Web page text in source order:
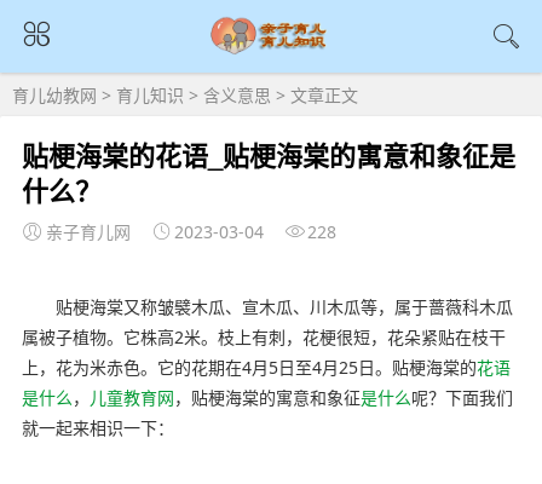
育儿幼教网 > 育儿知识 > 含义意思 > 文章正文
贴梗海棠的花语_贴梗海棠的寓意和象征是
什么？
亲子育儿网 2023-03-04 228
贴梗海棠又称皱襞木瓜、宣木瓜、川木瓜等，属于蔷薇科木瓜
属被子植物。它株高2米。枝上有刺，花梗很短，花朵紧贴在枝干
上，花为米赤色。它的花期在4月5日至4月25日。贴梗海棠的花语
是什么， 儿童教育网，贴梗海棠的寓意和象征是什么呢？下面我们
就一起来相识一下：